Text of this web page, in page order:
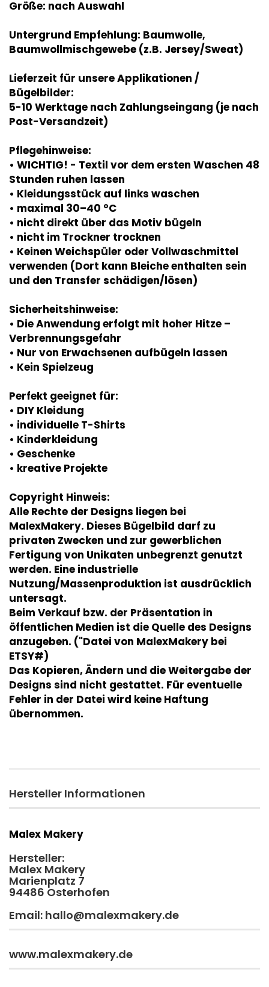
Größe: nach Auswahl
Untergrund Empfehlung: Baumwolle,
Baumwollmischgewebe (z.B. Jersey/Sweat)
Lieferzeit für unsere Applikationen /
Bügelbilder:
5-10 Werktage nach Zahlungseingang (je nach
Post-Versandzeit)
Pflegehinweise:
• WICHTIG! - Textil vor dem ersten Waschen 48
Stunden ruhen lassen
• Kleidungsstück auf links waschen
• maximal 30–40 °C
• nicht direkt über das Motiv bügeln
• nicht im Trockner trocknen
• Keinen Weichspüler oder Vollwaschmittel
verwenden (Dort kann Bleiche enthalten sein
und den Transfer schädigen/lösen)
Sicherheitshinweise:
• Die Anwendung erfolgt mit hoher Hitze –
Verbrennungsgefahr
• Nur von Erwachsenen aufbügeln lassen
• Kein Spielzeug
Perfekt geeignet für:
• DIY Kleidung
• individuelle T-Shirts
• Kinderkleidung
• Geschenke
• kreative Projekte
Copyright Hinweis:
Alle Rechte der Designs liegen bei
MalexMakery. Dieses Bügelbild darf zu
privaten Zwecken und zur gewerblichen
Fertigung von Unikaten unbegrenzt genutzt
werden. Eine industrielle
Nutzung/Massenproduktion ist ausdrücklich
untersagt.
Beim Verkauf bzw. der Präsentation in
öffentlichen Medien ist die Quelle des Designs
anzugeben. ("Datei von MalexMakery bei
ETSY#)
Das Kopieren, Ändern und die Weitergabe der
Designs sind nicht gestattet. Für eventuelle
Fehler in der Datei wird keine Haftung
übernommen.
Hersteller Informationen
Malex Makery
Hersteller:
Malex Makery
Marienplatz 7
94486 Osterhofen
Email: hallo@malexmakery.de
www.malexmakery.de